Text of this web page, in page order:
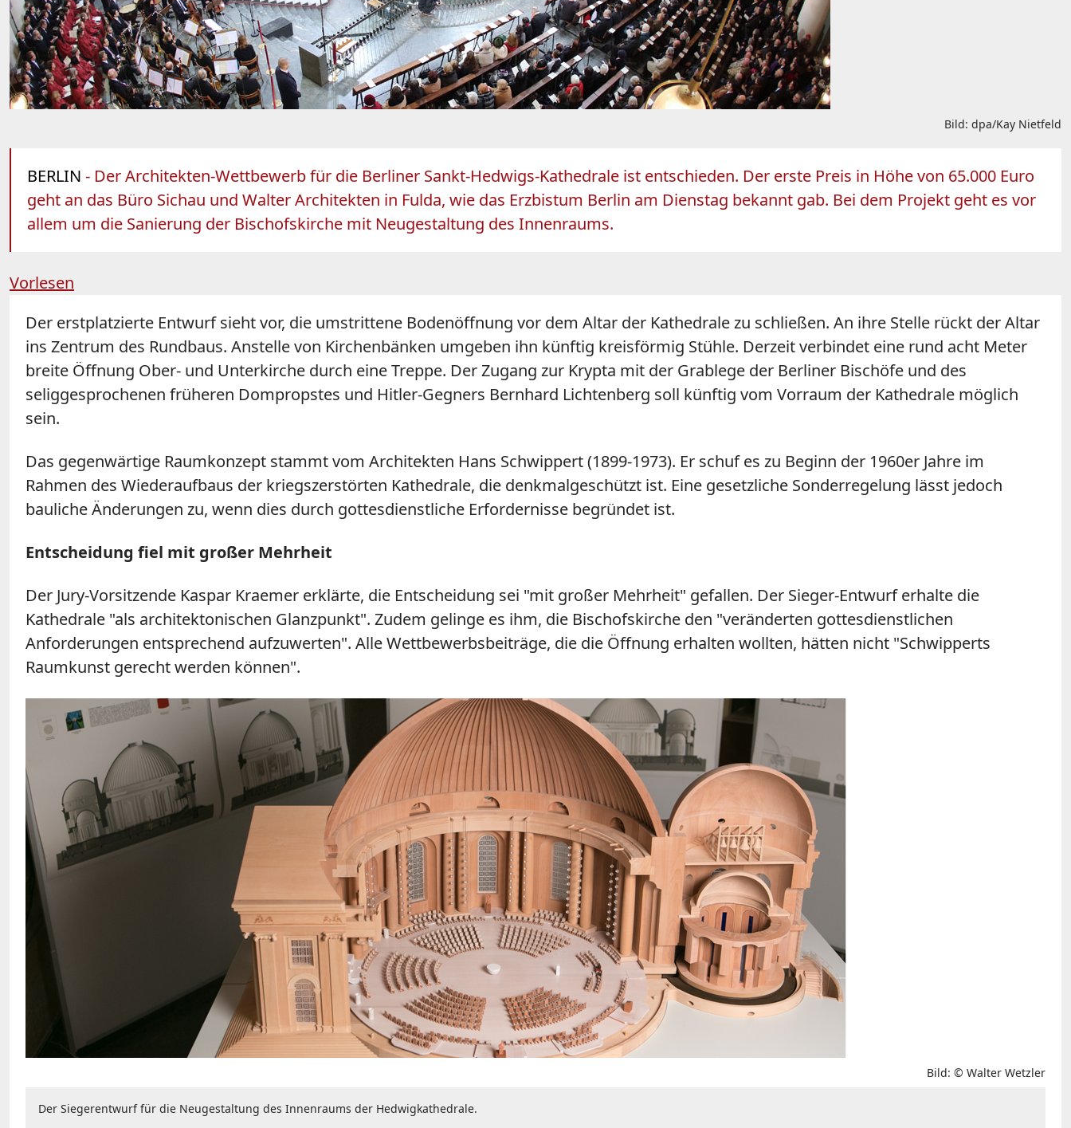
Bild: dpa/Kay Nietfeld
BERLIN - Der Architekten-Wettbewerb für die Berliner Sankt-Hedwigs-Kathedrale ist entschieden. Der erste Preis in Höhe von 65.000 Euro
geht an das Büro Sichau und Walter Architekten in Fulda, wie das Erzbistum Berlin am Dienstag bekannt gab. Bei dem Projekt geht es vor
allem um die Sanierung der Bischofskirche mit Neugestaltung des Innenraums.
Vorlesen
Der erstplatzierte Entwurf sieht vor, die umstrittene Bodenöffnung vor dem Altar der Kathedrale zu schließen. An ihre Stelle rückt der Altar
ins Zentrum des Rundbaus. Anstelle von Kirchenbänken umgeben ihn künftig kreisförmig Stühle. Derzeit verbindet eine rund acht Meter
breite Öffnung Ober- und Unterkirche durch eine Treppe. Der Zugang zur Krypta mit der Grablege der Berliner Bischöfe und des
seliggesprochenen früheren Dompropstes und Hitler-Gegners Bernhard Lichtenberg soll künftig vom Vorraum der Kathedrale möglich
sein.
Das gegenwärtige Raumkonzept stammt vom Architekten Hans Schwippert (1899-1973). Er schuf es zu Beginn der 1960er Jahre im
Rahmen des Wiederaufbaus der kriegszerstörten Kathedrale, die denkmalgeschützt ist. Eine gesetzliche Sonderregelung lässt jedoch
bauliche Änderungen zu, wenn dies durch gottesdienstliche Erfordernisse begründet ist.
Entscheidung fiel mit großer Mehrheit
Der Jury-Vorsitzende Kaspar Kraemer erklärte, die Entscheidung sei "mit großer Mehrheit" gefallen. Der Sieger-Entwurf erhalte die
Kathedrale "als architektonischen Glanzpunkt". Zudem gelinge es ihm, die Bischofskirche den "veränderten gottesdienstlichen
Anforderungen entsprechend aufzuwerten". Alle Wettbewerbsbeiträge, die die Öffnung erhalten wollten, hätten nicht "Schwipperts
Raumkunst gerecht werden können".
Bild: © Walter Wetzler
Der Siegerentwurf für die Neugestaltung des Innenraums der Hedwigkathedrale.